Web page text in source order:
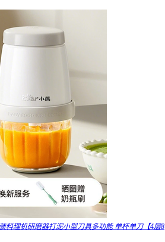
料理机研磨器打泥小型刀具多功能 单杯单刀【4层8